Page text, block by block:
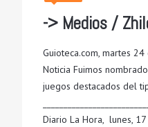
-> Medios /
Guioteca.com, martes
Noticia Fuimos
juegos destacados del
Diario La Hora, lunes,